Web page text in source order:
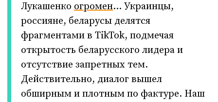
Лукашенко огромен… Украинцы,
россияне, беларусы делятся
фрагментами в TikTok, подмечая
открытость беларусского лидера и
отсутствие запретных тем.
Действительно, диалог вышел
обширным и плотным по фактуре. Наш